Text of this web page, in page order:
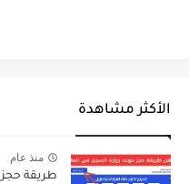
الأكثر مشاهدة
منذ عام
طريقة حجز